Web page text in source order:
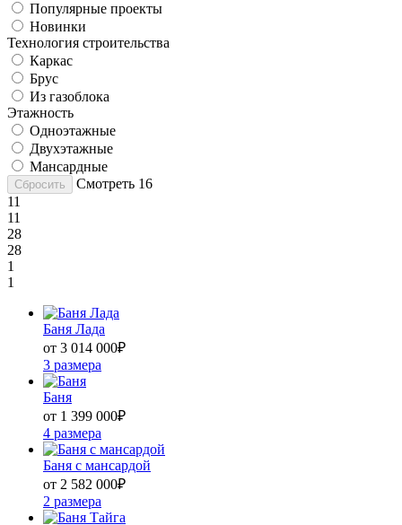
Популярные проекты
Новинки
Технология строительства
Каркас
Брус
Из газоблока
Этажность
Одноэтажные
Двухэтажные
Мансардные
Сбросить Смотреть 16
11
11
28
28
1
1
Баня Лада
от 3 014 000₽
3 размера
Баня
от 1 399 000₽
4 размера
Баня с мансардой
от 2 582 000₽
2 размера